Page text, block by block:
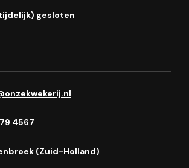
gesloten
4567
(Zuid-Holland)